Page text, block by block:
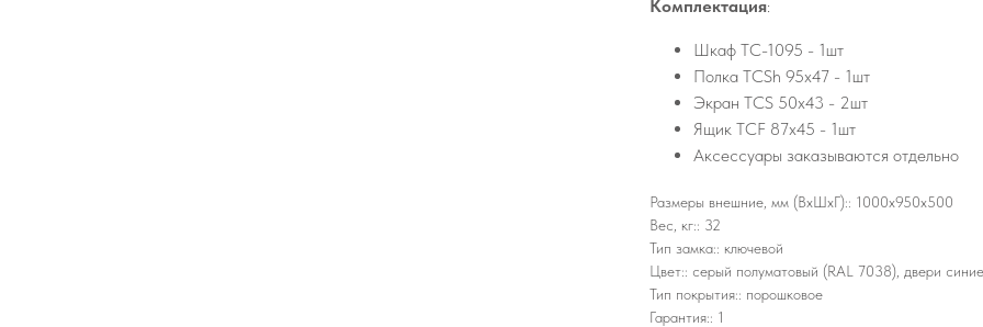
Комплектация:
Шкаф TC-1095 - 1шт
Полка TCSh 95х47 - 1шт
Экран TCS 50x43 - 2шт
Ящик TCF 87x45 - 1шт
Аксессуары заказываются отдельно
Размеры внешние, мм (ВхШхГ):: 1000x950x500
Вес, кг:: 32
Тип замка:: ключевой
Цвет:: cерый полуматовый (RAL 7038), двери
Тип покрытия:: порошковое
Гарантия:: 1